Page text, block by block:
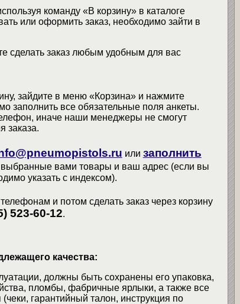
команду «В корзину» в каталоге
или оформить заказ, необходимо зайти в
сделать заказ любым удобным для вас
зайдите в меню «Корзина» и нажмите
заполнить все обязательные поля анкеты.
иначе наши менеджеры не смогут
заказа.
или заполнить
выбранные вами товары и ваш адрес (если вы
указать с индексом).
и потом сделать заказ через корзину
523-60-12.
качества:
должны быть сохранены его упаковка,
пломбы, фабричные ярлыки, а также все
гарантийный талон, инструкция по